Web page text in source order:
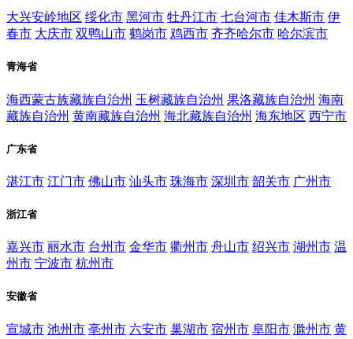
大兴安岭地区 绥化市 黑河市 牡丹江市 七台河市 佳木斯市 伊
春市 大庆市 双鸭山市 鹤岗市 鸡西市 齐齐哈尔市 哈尔滨市
青海省
海西蒙古族藏族自治州 玉树藏族自治州 果洛藏族自治州 海南
藏族自治州 黄南藏族自治州 海北藏族自治州 海东地区 西宁市
广东省
湛江市 江门市 佛山市 汕头市 珠海市 深圳市 韶关市 广州市
浙江省
嘉兴市 丽水市 台州市 金华市 衢州市 舟山市 绍兴市 湖州市 温
州市 宁波市 杭州市
安徽省
宣城市 池州市 亳州市 六安市 巢湖市 宿州市 阜阳市 滁州市 黄